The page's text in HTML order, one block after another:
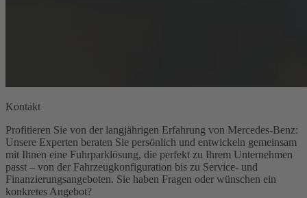
Kontakt
Profitieren Sie von der langjährigen Erfahrung von Mercedes-Benz:
Unsere Experten beraten Sie persönlich und entwickeln gemeinsam
mit Ihnen eine Fuhrparklösung, die perfekt zu Ihrem Unternehmen
passt – von der Fahrzeugkonfiguration bis zu Service- und
Finanzierungsangeboten. Sie haben Fragen oder wünschen ein
konkretes Angebot?